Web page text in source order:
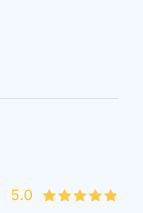
45
4
35
3
25
2
15
1
05
5.0